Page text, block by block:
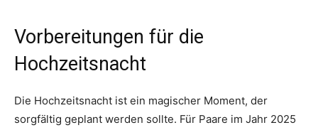
Vorbereitungen für die
Hochzeitsnacht
Die Hochzeitsnacht ist ein magischer Moment, der
sorgfältig geplant werden sollte. Für Paare im Jahr 2025